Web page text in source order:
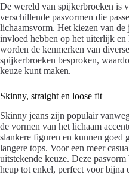
De wereld van spijkerbroeken is
verschillende pasvormen die
lichaamsvorm. Het kiezen van de
invloed hebben op het uiterlijk en
worden de kenmerken van
spijkerbroeken besproken,
keuze kunt maken.
Skinny, straight en loose fit
Skinny jeans zijn populair
de vormen van het lichaam
slankere figuren en kunnen goed
langere tops. Voor een meer
uitstekende keuze. Deze
heup tot enkel, perfect voor bijna